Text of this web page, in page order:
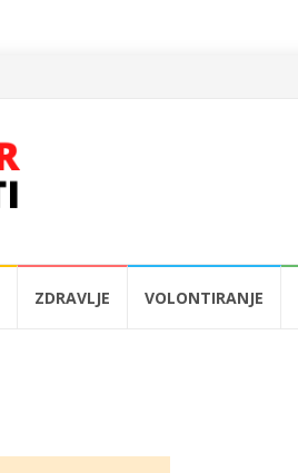
ZDRAVLJE VOLONTIRANJE